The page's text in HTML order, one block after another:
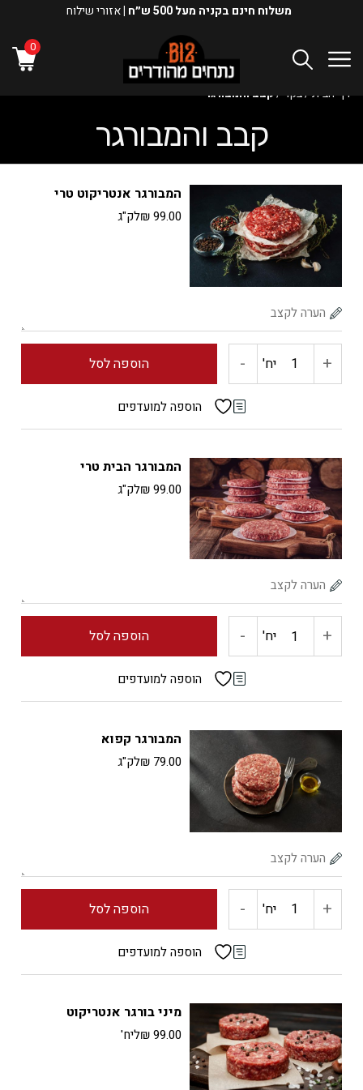
משלוח חינם בקניה מעל 500 ש״ח | אזורי שילוח
0
דף הבית/בקר/קבב והמבורגר
קבב והמבורגר
המבורגר אנטריקוט טרי
₪99.00 לק"ג
+ כמות
אנטריקוט
טרי
יח' - הוספה לסל
הוספה למועדפים
המבורגר הבית טרי
₪99.00 לק"ג
+ כמות
טרי
יח' - הוספה לסל
הוספה למועדפים
המבורגר קפוא
₪ 79.00 לק"ג
+ כמות
קפוא
יח' - הוספה לסל
הוספה למועדפים
מיני בורגר אנטריקוט
₪99.00 ליח'